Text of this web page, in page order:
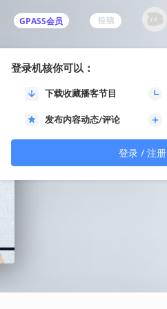
GPASS会员
登录机核你可以：
下载收藏播客节目
发布内容动态/评论
登录 / 注册